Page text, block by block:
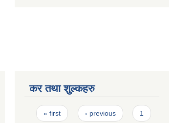
कर तथा शुल्कहरु
Pages
« first ‹ previous
1